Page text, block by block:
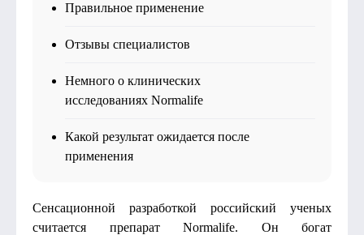
Правильное применение
Отзывы специалистов
Немного о клинических
исследованиях Normalife
Какой результат ожидается после
применения
Сенсационной разработкой российский ученых
считается препарат Normalife. Он богат